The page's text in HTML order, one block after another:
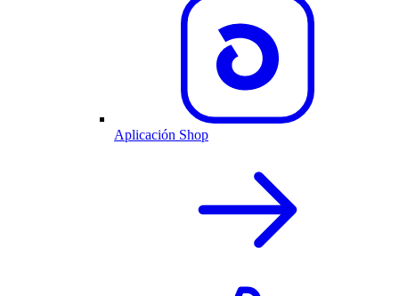
Aplicación Shop